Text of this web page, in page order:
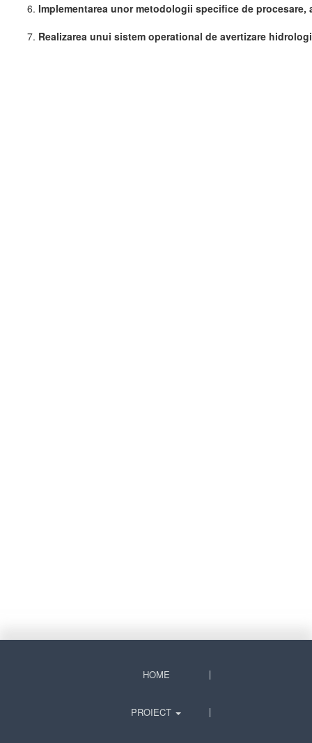
Implementarea unor metodologii specifice de
Realizarea unui sistem operational de avertizare
HOME
PROIECT